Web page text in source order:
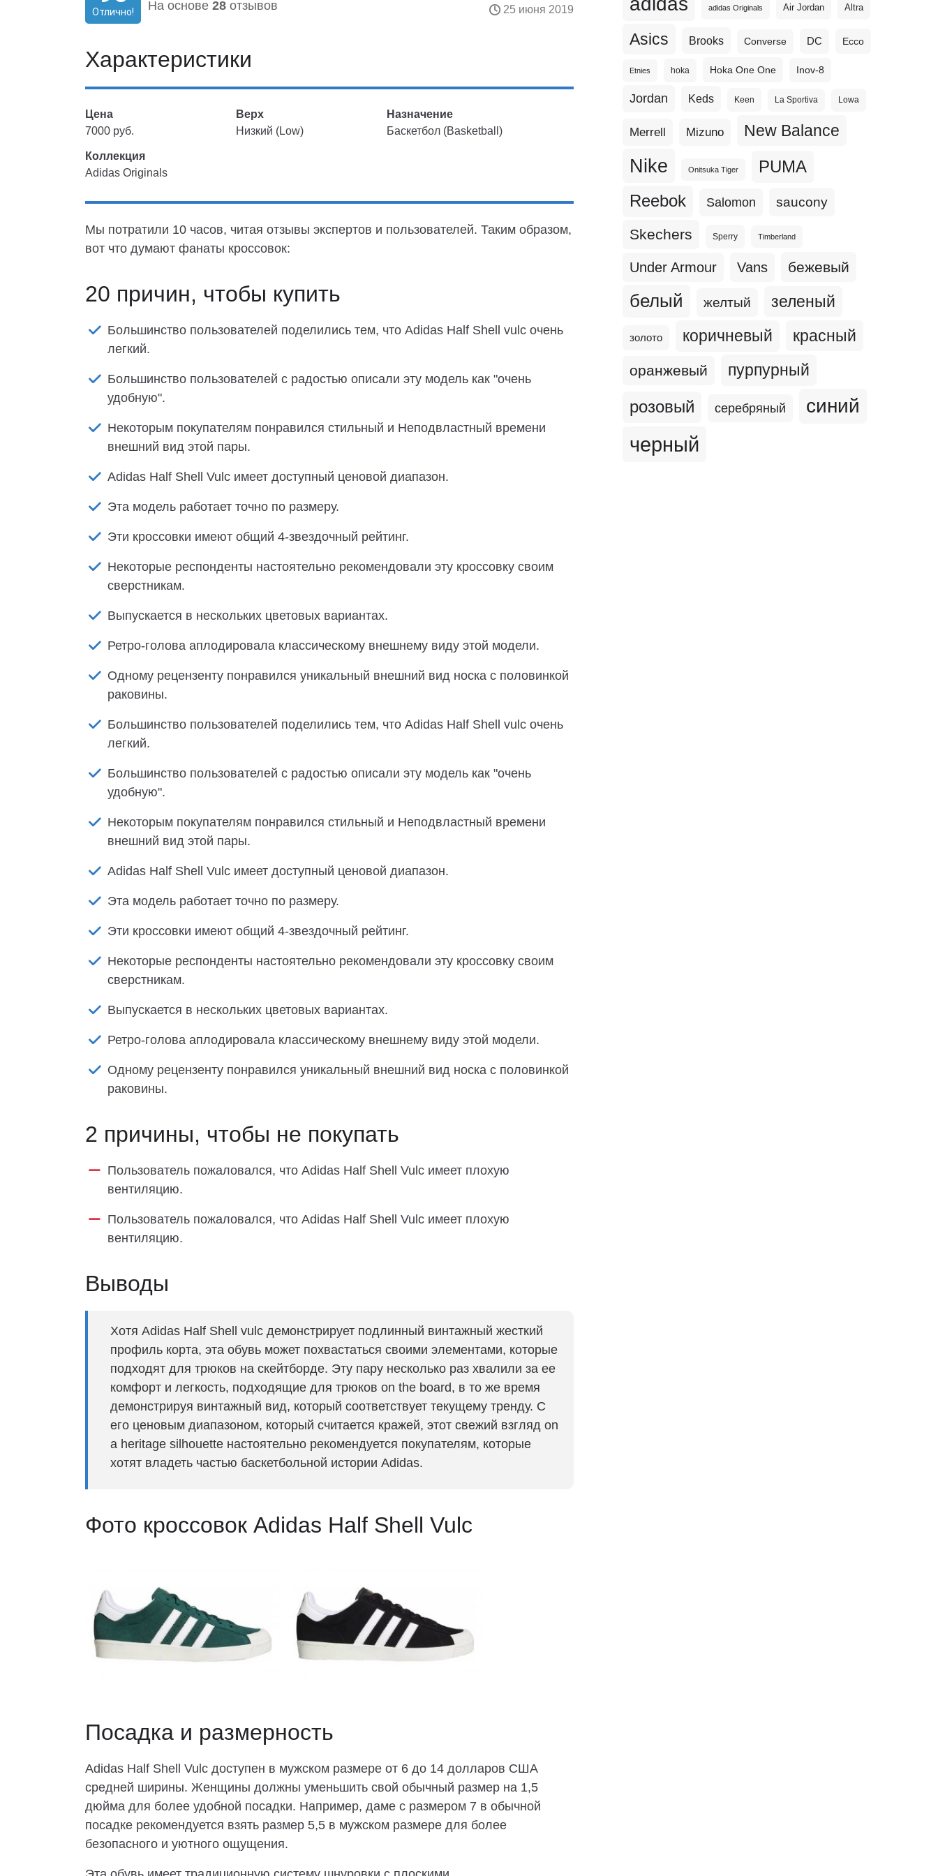
Отлично! На основе 28 отзывов 25 июня 2019
Характеристики
Цена
7000 руб.
Верх
Низкий (Low)
Назначение
Баскетбол (Basketball)
Коллекция
Adidas Originals
Мы потратили 10 часов, читая отзывы экспертов и пользователей. Таким образом,
вот что думают фанаты кроссовок:
20 причин, чтобы купить
Большинство пользователей поделились тем, что Adidas Half Shell vulc очень
легкий.
Большинство пользователей с радостью описали эту модель как "очень
удобную".
Некоторым покупателям понравился стильный и Неподвластный времени
внешний вид этой пары.
Adidas Half Shell Vulc имеет доступный ценовой диапазон.
Эта модель работает точно по размеру.
Эти кроссовки имеют общий 4-звездочный рейтинг.
Некоторые респонденты настоятельно рекомендовали эту кроссовку своим
сверстникам.
Выпускается в нескольких цветовых вариантах.
Ретро-голова аплодировала классическому внешнему виду этой модели.
Одному рецензенту понравился уникальный внешний вид носка с половинкой
раковины.
Большинство пользователей поделились тем, что Adidas Half Shell vulc очень
легкий.
Большинство пользователей с радостью описали эту модель как "очень
удобную".
Некоторым покупателям понравился стильный и Неподвластный времени
внешний вид этой пары.
Adidas Half Shell Vulc имеет доступный ценовой диапазон.
Эта модель работает точно по размеру.
Эти кроссовки имеют общий 4-звездочный рейтинг.
Некоторые респонденты настоятельно рекомендовали эту кроссовку своим
сверстникам.
Выпускается в нескольких цветовых вариантах.
Ретро-голова аплодировала классическому внешнему виду этой модели.
Одному рецензенту понравился уникальный внешний вид носка с половинкой
раковины.
2 причины, чтобы не покупать
Пользователь пожаловался, что Adidas Half Shell Vulc имеет плохую
вентиляцию.
Пользователь пожаловался, что Adidas Half Shell Vulc имеет плохую
вентиляцию.
Выводы
Хотя Adidas Half Shell vulc демонстрирует подлинный винтажный жесткий
профиль корта, эта обувь может похвастаться своими элементами, которые
подходят для трюков на скейтборде. Эту пару несколько раз хвалили за ее
комфорт и легкость, подходящие для трюков on the board, в то же время
демонстрируя винтажный вид, который соответствует текущему тренду. С
его ценовым диапазоном, который считается кражей, этот свежий взгляд on
a heritage silhouette настоятельно рекомендуется покупателям, которые
хотят владеть частью баскетбольной истории Adidas.
Фото кроссовок Adidas Half Shell Vulc
Посадка и размерность
Adidas Half Shell Vulc доступен в мужском размере от 6 до 14 долларов США
средней ширины. Женщины должны уменьшить свой обычный размер на 1,5
дюйма для более удобной посадки. Например, даме с размером 7 в обычной
посадке рекомендуется взять размер 5,5 в мужском размере для более
безопасного и уютного ощущения.
adidas Originals Air Jordan Altra
Asics Brooks Converse DC Ecco
Etnies hoka Hoka One One Inov-8
Jordan Keds Keen La Sportiva Lowa
Merrell Mizuno New Balance
Nike Onitsuka Tiger PUMA
Reebok Salomon saucony
Skechers Sperry Timberland
Under Armour Vans бежевый
белый желтый зеленый
золото коричневый красный
оранжевый пурпурный
розовый серебряный синий
черный